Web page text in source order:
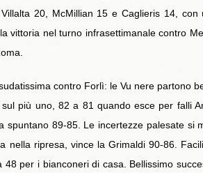
20, McMillian 15 e Caglieris 14,
vittoria nel turno infrasettimanale contro
contro Forlì: le Vu nere partono
più uno, 82 a 81 quando esce per falli
spuntano 89-85. Le incertezze palesate
nella ripresa, vince la Grimaldi 90-86.
per i bianconeri di casa. Bellissimo